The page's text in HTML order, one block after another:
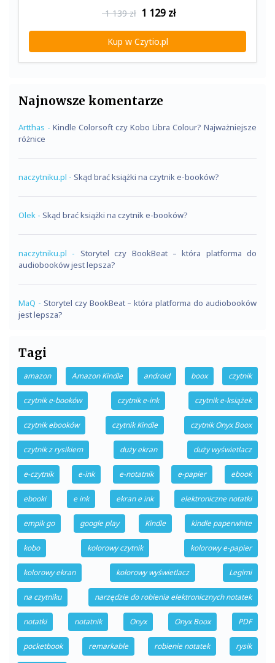
1 139 zł 1 129zł
Kup w Czytio.pl
Najnowsze komentarze
Artthas - Kindle Colorsoft czy Kobo Libra Colour? Najważniejsze
różnice
naczytniku.pl - Skąd brać książki na czytnik e-booków?
Olek - Skąd brać książki na czytnik e-booków?
naczytniku.pl - Storytel czy BookBeat – która platforma do
audiobooków jest lepsza?
MaQ - Storytel czy BookBeat – która platforma do audiobooków
jest lepsza?
Tagi
amazon Amazon Kindle android boox czytnik
czytnik e-booków czytnik e-ink czytnik e-książek
czytnik ebooków czytnik Kindle czytnik Onyx Boox
czytnik z rysikiem duży ekran duży wyświetlacz
e-czytnik e-ink e-notatnik e-papier ebook
ebooki e ink ekran e ink elektroniczne notatki
empik go google play Kindle kindle paperwhite
kobo kolorowy czytnik kolorowy e-papier
kolorowy ekran kolorowy wyświetlacz Legimi
na czytniku narzędzie do robienia elektronicznych notatek
notatki notatnik Onyx Onyx Boox PDF
pocketbook remarkable robienie notatek rysik